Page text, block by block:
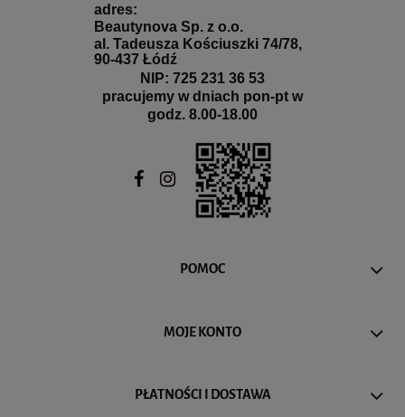
adres:
Beautynova Sp. z o.o.
al. Tadeusza Kościuszki 74/78,
90-437 Łódź
NIP: 725 231 36 53
pracujemy w dniach pon-pt w
godz. 8.00-18.00
POMOC
MOJE KONTO
PŁATNOŚCI I DOSTAWA